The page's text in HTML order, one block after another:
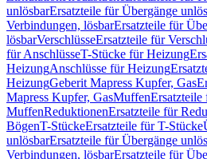
unlösbarErsatzteile für Übergänge
Verbindungen, lösbarErsatzteile für
lösbarVerschlüsseErsatzteile für
für AnschlüsseT-Stücke für Heizung
HeizungAnschlüsse für Heizung
HeizungGeberit Mapress Kupfer, Gas
Mapress Kupfer, GasMuffenErsatzteile
MuffenReduktionenErsatzteile für
BögenT-StückeErsatzteile für T-Stücke
unlösbarErsatzteile für Übergänge
Verbindungen, lösbarErsatzteile für